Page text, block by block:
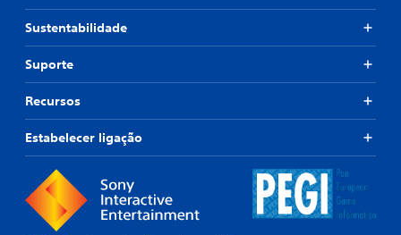
Sustentabilidade
Suporte
Recursos
Estabelecer ligação